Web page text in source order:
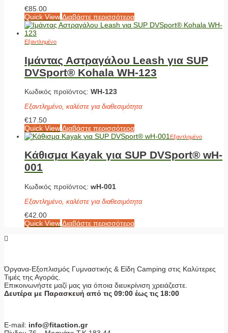
€85.00
Quick View Διαβάστε περισσότερα
Εξαντλημένο
Ιμάντας Αστραγάλου Leash για SUP
DVSport® Kohala WH-123
Κωδικός προϊόντος: WH-123
Εξαντλημένο, καλέστε για διαθεσιμότητα
€17.50
Quick View Διαβάστε περισσότερα
Εξαντλημένο
Κάθισμα Kayak για SUP DVSport® wH-
001
Κωδικός προϊόντος: wH-001
Εξαντλημένο, καλέστε για διαθεσιμότητα
€42.00
Quick View Διαβάστε περισσότερα
Όργανα-Εξοπλισμός Γυμναστικής & Είδη Camping στις Καλύτερες
Τιμές της Αγοράς.
Επικοινωνήστε μαζί μας για όποια διευκρίνιση χρειάζεστε.
Δευτέρα με Παρασκευή από τις 09:00 έως τις 18:00
E-mail: info@fitaction.gr